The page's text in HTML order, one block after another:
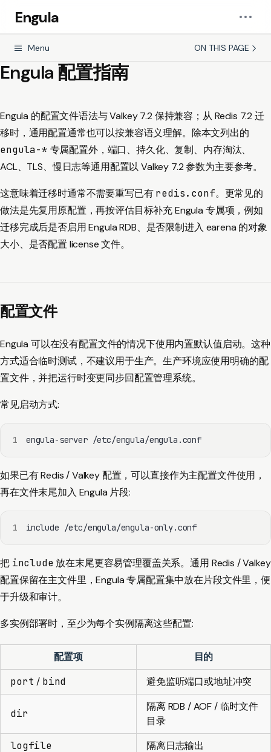
Engula
Menu ON THIS PAGE
Engula 配置指南
Engula 的配置文件语法与 Valkey 7.2 保持兼容；从 Redis 7.2 迁
移时，通用配置通常也可以按兼容语义理解。除本文列出的
engula-* 专属配置外，端口、持久化、复制、内存淘汰、
ACL、TLS、慢日志等通用配置以 Valkey 7.2 参数为主要参考。
这意味着迁移时通常不需要重写已有redis.conf。更常见的
做法是先复用原配置，再按评估目标补充 Engula 专属项，例如
迁移完成后是否启用 Engula RDB、是否限制进入 earena 的对象
大小、是否配置 license 文件。
配置文件
Engula 可以在没有配置文件的情况下使用内置默认值启动。这种
方式适合临时测试，不建议用于生产。生产环境应使用明确的配
置文件，并把运行时变更同步回配置管理系统。
常见启动方式:
1 engula-server /etc/engula/engula.conf
如果已有 Redis / Valkey 配置，可以直接作为主配置文件使用，
再在文件末尾加入 Engula 片段:
1 include /etc/engula/engula-only.conf
把 include 放在末尾更容易管理覆盖关系。通用 Redis / Valkey
配置保留在主文件里，Engula 专属配置集中放在片段文件里，便
于升级和审计。
多实例部署时，至少为每个实例隔离这些配置:
配置项
目的
port / bind 避免监听端口或地址冲突
dir
隔离 RDB / AOF / 临时文件
目录
logfile
隔离日志输出